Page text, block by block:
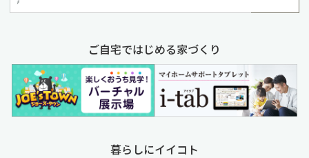
ご自宅ではじめる家づくり
暮らしにイイコト